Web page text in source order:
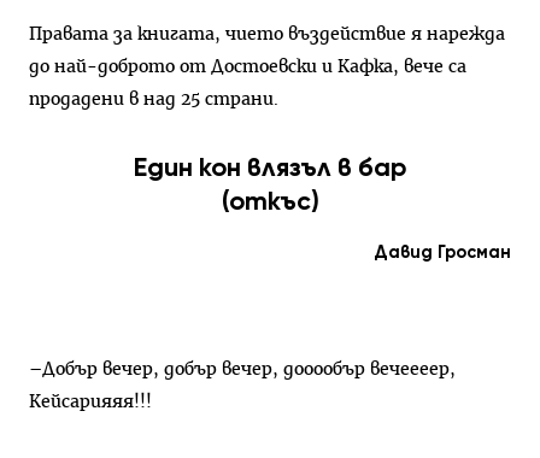
Правата за книгата, чието въздействие я нарежда
до най-доброто от Достоевски и Кафка, вече са
продадени в над 25 страни.
Един кон влязъл в бар
(откъс)
Давид Гросман
–Добър вечер, добър вечер, дооообър вечеееер,
Кейсарияяя!!!